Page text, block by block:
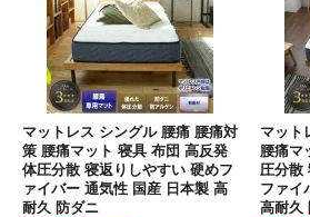
マットレス シングル 腰痛 腰痛対
策 腰痛マット 寝具 布団 高反発
体圧分散 寝返りしやすい 硬めフ
ァイバー 通気性 国産 日本製 高
耐久 防ダニ
マット
腰痛マ
圧分散
ファイ
高耐久